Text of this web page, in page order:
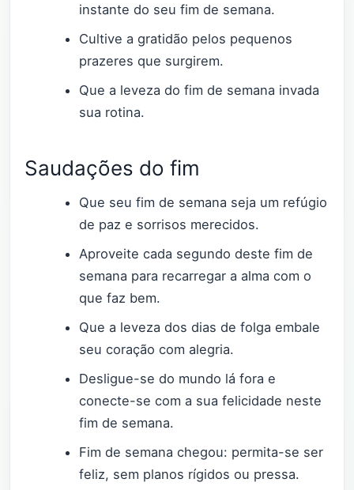
instante do seu fim de semana.
Cultive a gratidão pelos pequenos
prazeres que surgirem.
Que a leveza do fim de semana invada
sua rotina.
Saudações do fim
Que seu fim de semana seja um refúgio
de paz e sorrisos merecidos.
Aproveite cada segundo deste fim de
semana para recarregar a alma com o
que faz bem.
Que a leveza dos dias de folga embale
seu coração com alegria.
Desligue-se do mundo lá fora e
conecte-se com a sua felicidade neste
fim de semana.
Fim de semana chegou: permita-se ser
feliz, sem planos rígidos ou pressa.